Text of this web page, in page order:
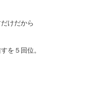
けだから
を５回位。